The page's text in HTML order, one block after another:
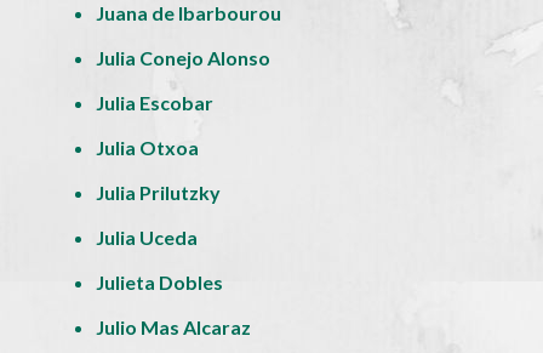
Juana de Ibarbourou
Julia Conejo Alonso
Julia Escobar
Julia Otxoa
Julia Prilutzky
Julia Uceda
Julieta Dobles
Julio Mas Alcaraz